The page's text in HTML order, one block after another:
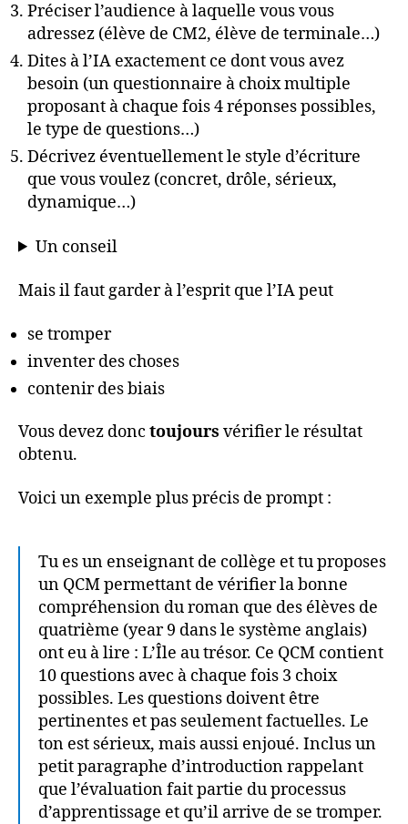
Préciser l’audience à laquelle vous vous
adressez (élève de CM2, élève de terminale…)
Dites à l’IA exactement ce dont vous avez
besoin (un questionnaire à choix multiple
proposant à chaque fois 4 réponses possibles,
le type de questions…)
Décrivez éventuellement le style d’écriture
que vous voulez (concret, drôle, sérieux,
dynamique…)
Un conseil
Mais il faut garder à l’esprit que l’IA peut
se tromper
inventer des choses
contenir des biais
Vous devez donc toujours vérifier le résultat
obtenu.
Voici un exemple plus précis de prompt :
Tu es un enseignant de collège et tu proposes
un QCM permettant de vérifier la bonne
compréhension du roman que des élèves de
quatrième (year 9 dans le système anglais)
ont eu à lire : L’Île au trésor. Ce QCM contient
10 questions avec à chaque fois 3 choix
possibles. Les questions doivent être
pertinentes et pas seulement factuelles. Le
ton est sérieux, mais aussi enjoué. Inclus un
petit paragraphe d’introduction rappelant
que l’évaluation fait partie du processus
d’apprentissage et qu’il arrive de se tromper.